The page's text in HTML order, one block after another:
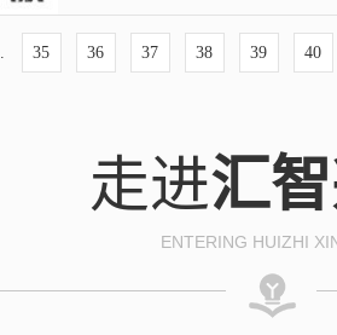
术领域》内，持续进行研究开发
35 36 37 38 39 40
走进汇
ENTERING HUIZHI